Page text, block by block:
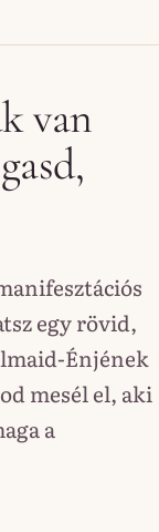
van
egy rövid,
Énjének
mesél el, aki
a